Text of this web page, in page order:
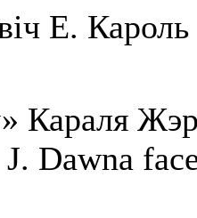
Е.
Караля
Dawna